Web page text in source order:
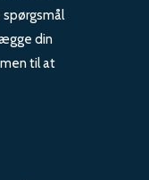
spørgsmål
din
til at